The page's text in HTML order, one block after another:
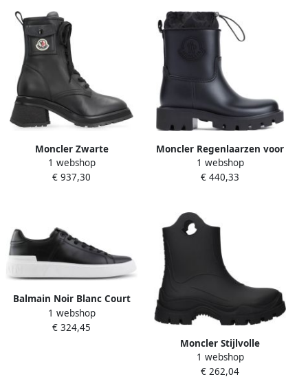
Moncler Zwarte
Enkellaarsjes met Zak Black
Dames
1 webshop
€ 937,30
Moncler Regenlaarzen voor
stijlvolle buitenavonturen
Black Dames
1 webshop
€ 440,33
Balmain Noir Blanc Court
Sneaker Black Dames
1 webshop
€ 324,45
Moncler Stijlvolle
regenlaarzen voor alle
weersomstandigheden
1 webshop
€ 262,04